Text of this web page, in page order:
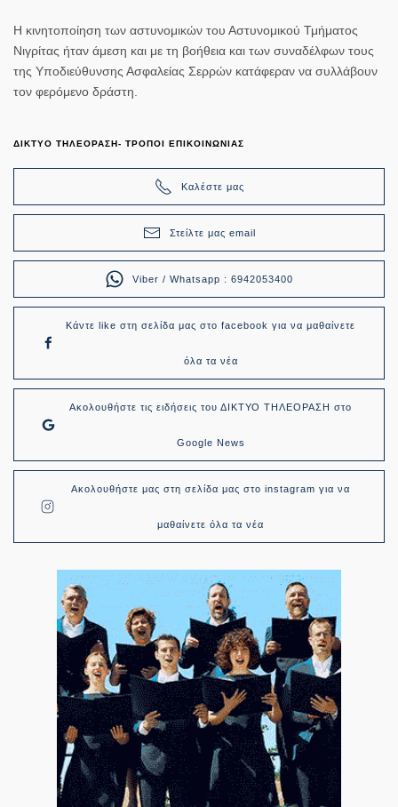
Η κινητοποίηση των αστυνομικών του Αστυνομικού Τμήματος
Νιγρίτας ήταν άμεση και με τη βοήθεια και των συναδέλφων τους
της Υποδιεύθυνσης Ασφαλείας Σερρών κατάφεραν να συλλάβουν
τον φερόμενο δράστη.
ΔΙΚΤΥΟ ΤΗΛΕΟΡΑΣΗ- ΤΡΟΠΟΙ ΕΠΙΚΟΙΝΩΝΙΑΣ
Καλέστε μας
Στείλτε μας email
Viber / Whatsapp : 6942053400
Κάντε like στη σελίδα μας στο facebook για να μαθαίνετε
όλα τα νέα
Ακολουθήστε τις ειδήσεις του ΔΙΚΤΥΟ ΤΗΛΕΟΡΑΣΗ στο
Google News
Ακολουθήστε μας στη σελίδα μας στο instagram για να
μαθαίνετε όλα τα νέα